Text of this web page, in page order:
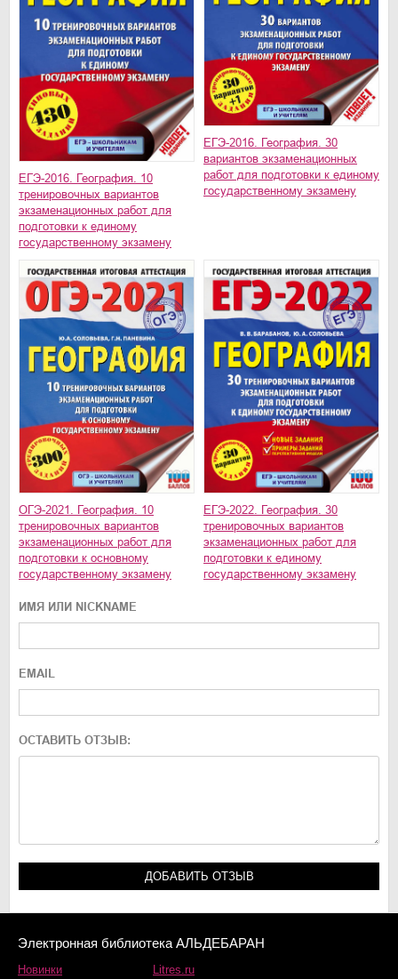
ЕГЭ-2016. География. 10
тренировочных вариантов
экзаменационных работ для
подготовки к единому
государственному экзамену
ЕГЭ-2016. География. 30
вариантов экзаменационных
работ для подготовки к единому
государственному экзамену
ОГЭ-2021. География. 10
тренировочных вариантов
экзаменационных работ для
подготовки к основному
государственному экзамену
ЕГЭ-2022. География. 30
тренировочных вариантов
экзаменационных работ для
подготовки к единому
государственному экзамену
ИМЯ ИЛИ NICKNAME
EMAIL
ОСТАВИТЬ ОТЗЫВ:
Электронная библиотека АЛЬДЕБАРАН
Новинки Litres.ru